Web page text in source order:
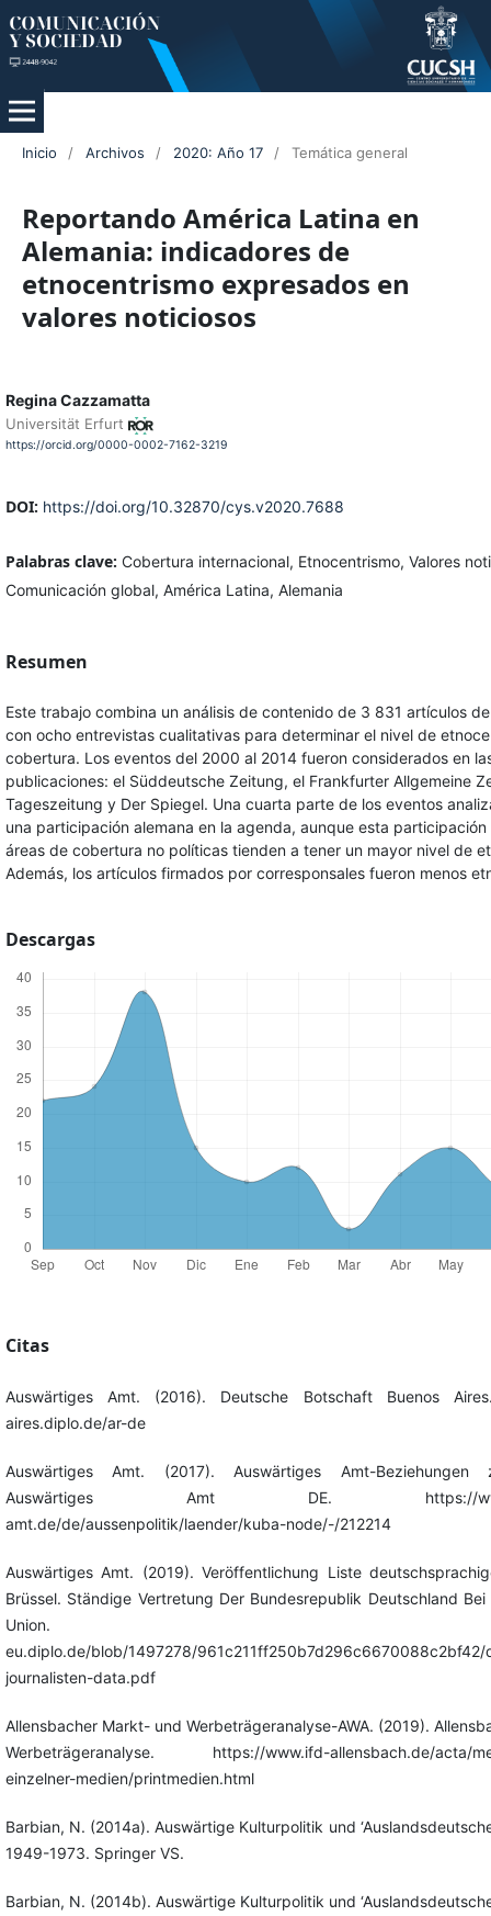
Inicio / Archivos / 2020: Año 17 / Temática general
Reportando América Latina en
Alemania: indicadores de
etnocentrismo expresados en
valores noticiosos
Regina Cazzamatta
Universität Erfurt
https://orcid.org/0000-0002-7162-3219
DOI: https://doi.org/10.32870/cys.v2020.7688
Palabras clave: Cobertura internacional, Etnocentrismo, Valores
Comunicación global, América Latina, Alemania
Resumen
Este trabajo combina un análisis de contenido de 3 831 artículos
con ocho entrevistas cualitativas para determinar el nivel de
cobertura. Los eventos del 2000 al 2014 fueron considerados en
publicaciones: el Süddeutsche Zeitung, el Frankfurter Allgemeine
Tageszeitung y Der Spiegel. Una cuarta parte de los eventos
una participación alemana en la agenda, aunque esta participación
áreas de cobertura no políticas tienden a tener un mayor nivel de
Además, los artículos firmados por corresponsales fueron menos
Descargas
Citas
Auswärtiges Amt. (2016). Deutsche Botschaft Buenos
aires.diplo.de/ar-de
Auswärtiges Amt. (2017). Auswärtiges Amt-Beziehungen
Auswärtiges Amt DE. https://
amt.de/de/aussenpolitik/laender/kuba-node/-/212214
Auswärtiges Amt. (2019). Veröffentlichung Liste
Brüssel. Ständige Vertretung Der Bundesrepublik Deutschland Bei
Union. https://
eu.diplo.de/blob/1497278/961c211ff250b7d296c6670088c2bf42/
journalisten-data.pdf
Allensbacher Markt- und Werbeträgeranalyse-AWA. (2019).
Werbeträgeranalyse. https://www.ifd-allensbach.de/acta/
einzelner-medien/printmedien.html
Barbian, N. (2014a). Auswärtige Kulturpolitik und
1949-1973. Springer VS.
Barbian, N. (2014b). Auswärtige Kulturpolitik und